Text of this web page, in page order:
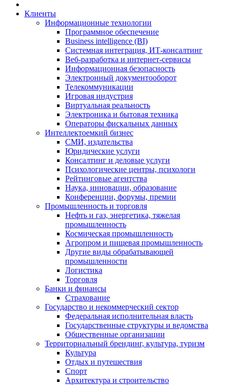
Клиенты
Информационные технологии
Программное обеспечение
Business intelligence (BI)
Системная интеграция, ИТ-консалтинг
Веб-разработка и интернет-сервисы
Информационная безопасность
Электронный документооборот
Телекоммуникации
Игровая индустрия
Виртуальная реальность
Электроника и бытовая техника
Операторы фискальных данных
Интеллектоемкий бизнес
СМИ, издательства
Юридические услуги
Консалтинг и деловые услуги
Психологические центры, психологи
Рейтинговые агентства
Наука, инновации, образование
Конференции, форумы, премии
Промышленность и торговля
Нефть и газ, энергетика, тяжелая
промышленность
Космическая промышленность
Агропром и пищевая промышленность
Другие виды обрабатывающей
промышленности
Логистика
Торговля
Банки и финансы
Страхование
Государство и некоммерческий сектор
Федеральная исполнительная власть
Государственные структуры и ведомства
Общественные организации
Территориальный брендинг, культура, туризм
Культура
Отдых и путешествия
Спорт
Архитектура и строительство